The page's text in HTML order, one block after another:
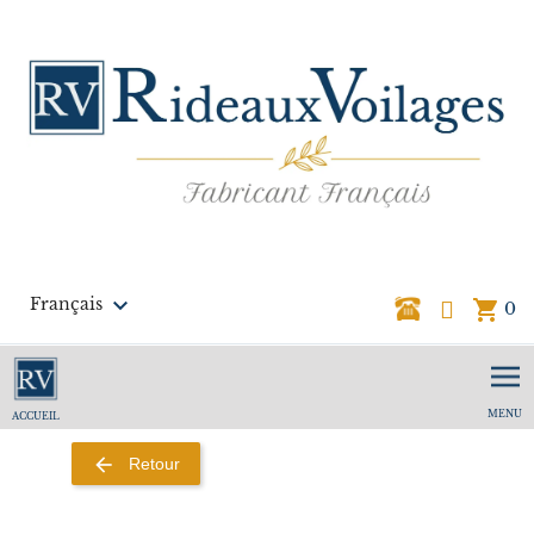
Français  shopping_cart 0
ACCUEIL MENU
arrow_back Retour